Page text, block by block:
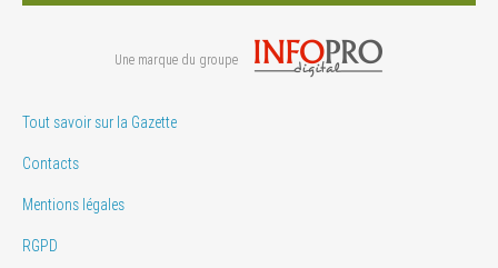
Une marque du groupe
Tout savoir sur la Gazette
Contacts
Mentions légales
RGPD